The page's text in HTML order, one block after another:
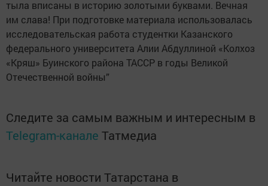
тыла вписаны в историю золотыми буквами. Вечная
им слава! При подготовке материала использовалась
исследовательская работа студентки Казанского
федерального университета Алии Абдуллиной «Колхоз
«Кряш» Буинского района ТАССР в годы Великой
Отечественной войны”
Следите за самым важным и интересным в
Telegram-канале Татмедиа
Читайте новости Татарстана в